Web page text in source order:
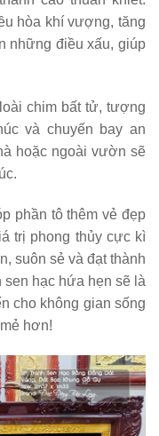
hòa khí vượng, tăng
những điều xấu, giúp
chim bất tử, tượng
và chuyến bay an
hoặc ngoài vườn sẽ
phần tô thêm vẻ đẹp
trị phong thủy cực kì
suôn sẻ và đạt thành
sen hạc hứa hẹn sẽ là
cho không gian sống
hơn!